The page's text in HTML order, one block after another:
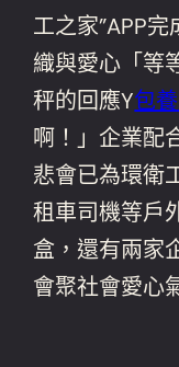
工之家”APP
織與愛心「等
秤的回應Y包
啊！」企業配
悲會已為環衛
租車司機等戶
盒，還有兩家
會聚社會愛心